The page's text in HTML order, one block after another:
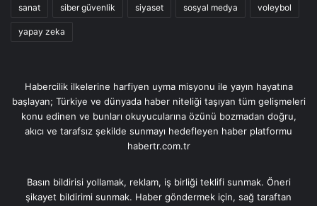
sanat siber güvenlik siyaset sosyal medya voleybol
yapay zeka
Habercilik ilkelerine harfiyen uyma misyonu ile yayın hayatına
başlayan; Türkiye ve dünyada haber niteliği taşıyan tüm gelişmeleri
konu edinen ve bunları okuyucularına özünü bozmadan doğru,
akıcı ve tarafsız şekilde sunmayı hedefleyen haber platformu
habertr.com.tr
Basın bildirisi yollamak, reklam, iş birliği teklifi sunmak. Öneri
şikayet bildirimi sunmak. Haber göndermek için, sağ taraftan